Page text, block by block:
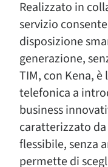
Realizzato in
servizio
disposizione
generazione,
TIM, con Kena,
telefonica a
business
caratterizzato
flessibile, senza
permette di